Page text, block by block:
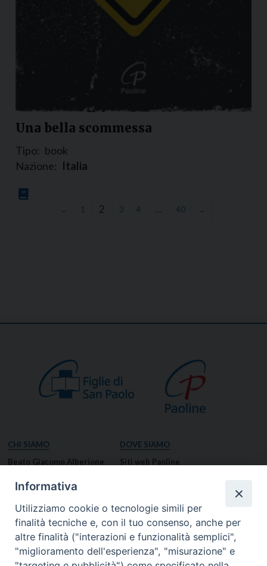
Una bella scommessa
Tipo: book
Nazione: Italia
← 1 2 3 4 … 40 →
CHI SIAMO
Beato Giacomo Alberione
Missione Paolina
Luoghi delle Origini
Governo Generale
DOVE SIAMO
Siti web Paoline
Notizie dal governo generale
Notizie in breve
RISORSE
Informativa
Utilizziamo cookie o tecnologie simili per
finalità tecniche e, con il tuo consenso, anche per
altre finalità ("interazioni e funzionalità semplici",
"miglioramento dell'esperienza", "misurazione" e